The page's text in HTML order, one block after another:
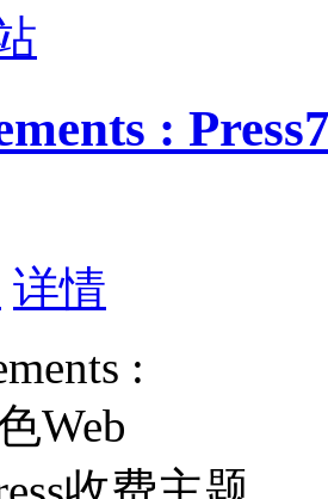
:
详情